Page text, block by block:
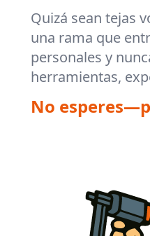
Quizá sean tejas
una rama que
personales y
herramientas,
No